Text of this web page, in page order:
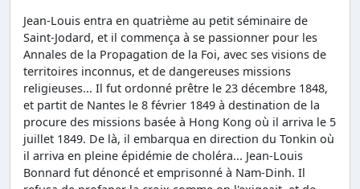
Jean-Louis entra en quatrième au petit séminaire de
Saint-Jodard, et il commença à se passionner pour les
Annales de la Propagation de la Foi, avec ses visions de
territoires inconnus, et de dangereuses missions
religieuses... Il fut ordonné prêtre le 23 décembre 1848,
et partit de Nantes le 8 février 1849 à destination de la
procure des missions basée à Hong Kong où il arriva le 5
juillet 1849. De là, il embarqua en direction du Tonkin où
il arriva en pleine épidémie de choléra... Jean-Louis
Bonnard fut dénoncé et emprisonné à Nam-Dinh. Il